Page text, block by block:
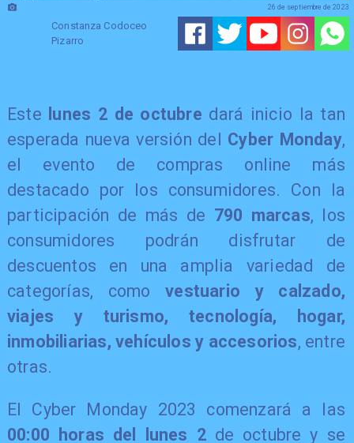
Constanza Codoceo
Pizarro
26 de septiembre de 2023
Este lunes 2 de octubre dará inicio la tan
esperada nueva versión del Cyber Monday,
el evento de compras online más
destacado por los consumidores. Con la
participación de más de 790 marcas, los
consumidores podrán disfrutar de
descuentos en una amplia variedad de
categorías, comovestuario y calzado,
viajes y turismo, tecnología, hogar,
inmobiliarias, vehículos y accesorios, entre
otras.
El Cyber Monday 2023 comenzará a las
00:00 horas del lunes 2 de octubre y se